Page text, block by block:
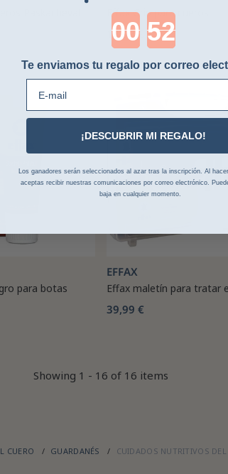
Paskacheval Effax Grip para cueros
12,99 €
para botas
EFFAX
Effax maletín para tratar
39,99 €
Showing 1 - 16 of 16 items
CUERO GUARDANÉS CUIDADOS NUTRITIVOS DEL
Countdown
Te enviamos tu regalo por correo
¡DESCUBRIR MI REGALO!
Los ganadores serán seleccionados al azar tras la inscripción. Al
aceptas recibir nuestras comunicaciones por correo electrónico.
baja en cualquier momento.